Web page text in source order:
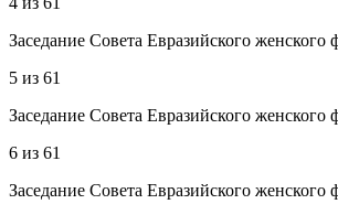
Заседание Совета Евразийского женского
5 из 61
Заседание Совета Евразийского женского
6 из 61
Заседание Совета Евразийского женского